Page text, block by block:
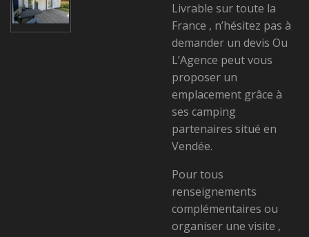
Livrable sur toute la
France , n’hésitez pas à
demander un devis Ou
L’Agence peut vous
proposer un
emplacement grâce à
ses camping
partenaires situé en
Vendée.
Pour tous
renseignements
complémentaires ou
organiser une visite ,